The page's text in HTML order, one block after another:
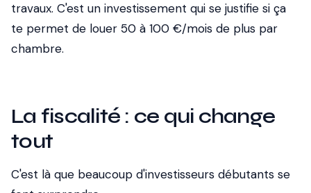
travaux. C'est un investissement qui se justifie si ça
te permet de louer 50 à 100 €/mois de plus par
chambre.
La fiscalité : ce qui change
tout
C'est là que beaucoup d'investisseurs débutants se